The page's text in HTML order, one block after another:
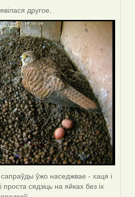
другое.
ўжо наседжвае - хаця і
проста сядзіць на яйках без іх